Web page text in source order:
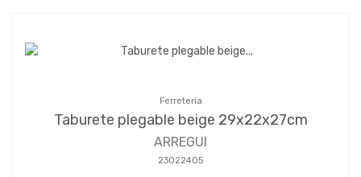
Ferretería
Taburete plegable beige 29x22x27cm
ARREGUI
23022405